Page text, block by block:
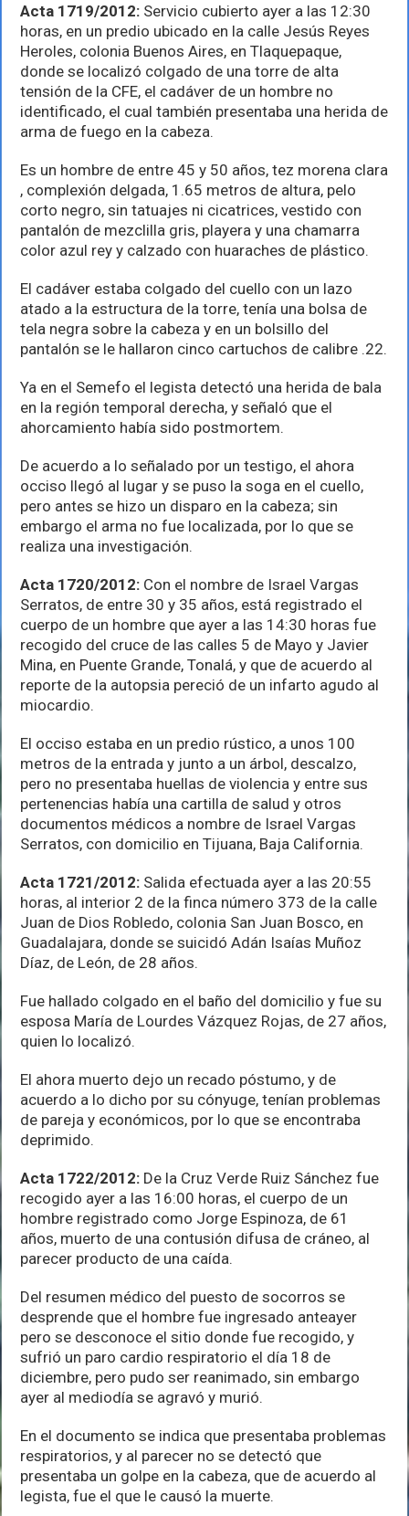
Acta 1719/2012: Servicio cubierto ayer a las 12:30
horas, en un predio ubicado en la calle Jesús Reyes
Heroles, colonia Buenos Aires, en Tlaquepaque,
donde se localizó colgado de una torre de alta
tensión de la CFE, el cadáver de un hombre no
identificado, el cual también presentaba una herida de
arma de fuego en la cabeza.
Es un hombre de entre 45 y 50 años, tez morena clara
, complexión delgada, 1.65 metros de altura, pelo
corto negro, sin tatuajes ni cicatrices, vestido con
pantalón de mezclilla gris, playera y una chamarra
color azul rey y calzado con huaraches de plástico.
El cadáver estaba colgado del cuello con un lazo
atado a la estructura de la torre, tenía una bolsa de
tela negra sobre la cabeza y en un bolsillo del
pantalón se le hallaron cinco cartuchos de calibre .22.
Ya en el Semefo el legista detectó una herida de bala
en la región temporal derecha, y señaló que el
ahorcamiento había sido postmortem.
De acuerdo a lo señalado por un testigo, el ahora
occiso llegó al lugar y se puso la soga en el cuello,
pero antes se hizo un disparo en la cabeza; sin
embargo el arma no fue localizada, por lo que se
realiza una investigación.
Acta 1720/2012: Con el nombre de Israel Vargas
Serratos, de entre 30 y 35 años, está registrado el
cuerpo de un hombre que ayer a las 14:30 horas fue
recogido del cruce de las calles 5 de Mayo y Javier
Mina, en Puente Grande, Tonalá, y que de acuerdo al
reporte de la autopsia pereció de un infarto agudo al
miocardio.
El occiso estaba en un predio rústico, a unos 100
metros de la entrada y junto a un árbol, descalzo,
pero no presentaba huellas de violencia y entre sus
pertenencias había una cartilla de salud y otros
documentos médicos a nombre de Israel Vargas
Serratos, con domicilio en Tijuana, Baja California.
Acta 1721/2012: Salida efectuada ayer a las 20:55
horas, al interior 2 de la finca número 373 de la calle
Juan de Dios Robledo, colonia San Juan Bosco, en
Guadalajara, donde se suicidó Adán Isaías Muñoz
Díaz, de León, de 28 años.
Fue hallado colgado en el baño del domicilio y fue su
esposa María de Lourdes Vázquez Rojas, de 27 años,
quien lo localizó.
El ahora muerto dejo un recado póstumo, y de
acuerdo a lo dicho por su cónyuge, tenían problemas
de pareja y económicos, por lo que se encontraba
deprimido.
Acta 1722/2012: De la Cruz Verde Ruiz Sánchez fue
recogido ayer a las 16:00 horas, el cuerpo de un
hombre registrado como Jorge Espinoza, de 61
años, muerto de una contusión difusa de cráneo, al
parecer producto de una caída.
Del resumen médico del puesto de socorros se
desprende que el hombre fue ingresado anteayer
pero se desconoce el sitio donde fue recogido, y
sufrió un paro cardio respiratorio el día 18 de
diciembre, pero pudo ser reanimado, sin embargo
ayer al mediodía se agravó y murió.
En el documento se indica que presentaba problemas
respiratorios, y al parecer no se detectó que
presentaba un golpe en la cabeza, que de acuerdo al
legista, fue el que le causó la muerte.